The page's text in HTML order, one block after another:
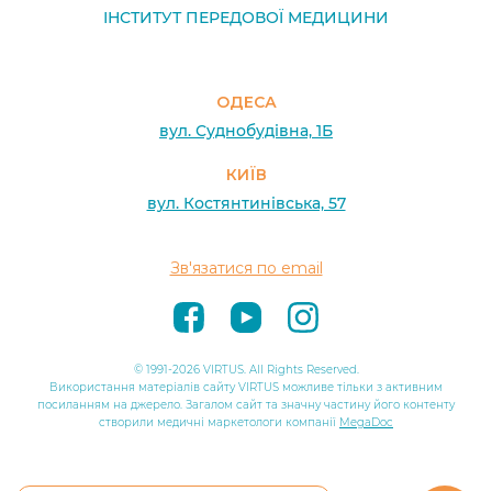
ІНСТИТУТ ПЕРЕДОВОЇ МЕДИЦИНИ
ОДЕСА
вул. Суднобудівна, 1Б
КИЇВ
вул. Костянтинівська, 57
Зв'язатися по email
© 1991-2026 VIRTUS. All Rights Reserved.
Використання матеріалів сайту VIRTUS можливе тільки з активним
посиланням на джерело. Загалом сайт та значну частину його контенту
створили медичні маркетологи компанії MegaDoc